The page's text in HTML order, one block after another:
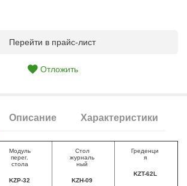
Перейти в прайс-лист
Отложить
Описание Характеристики
Модуль
перег.
стола
KZP-32
Стол
журналь
ный
KZH-09
Греденци
я
KZT-62L